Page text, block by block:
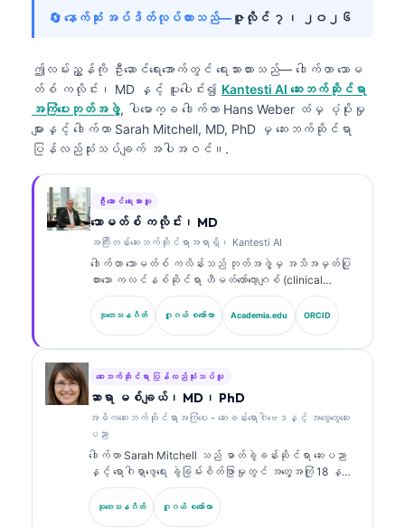
🔄 နောက်ဆုံး အပ်ဒိတ်လုပ်ထားသည်— ဇူလိုင် ၇၊ ၂၀၂၆
ဤလမ်းညွှန်ကို ဦးဆောင်ရေးအောက်တွင် ရေးသားထားသည်— ဒေါက်တာ သောမ
တ်စ် ကလိုင်း၊ MD နှင့် ပူးပေါင်း၍ Kantesti AI ဆေးဘက်ဆိုင်ရာ
အကြံပေးဘုတ်အဖွဲ့, ပါမောက္ခ ဒေါက်တာ Hans Weber ထံမှ ပံ့ပိုးမှု
များနှင့် ဒေါက်တာ Sarah Mitchell, MD, PhD မှ ဆေးဘက်ဆိုင်ရာ
ပြန်လည်သုံးသပ်ချက် အပါအဝင်။.
ဦးဆောင်ရေးသားသူ
သောမတ်စ် ကလိုင်း၊ MD
အကြီးတန်းဆေးဘက်ဆိုင်ရာအရာရှိ၊ Kantesti AI
ဒေါက်တာ သောမတ်စ် ကလိန်းသည် ဘုတ်အဖွဲ့မှ အသိအမှတ်ပြု
ထားသော ကလင်နစ်ဆိုင်ရာ ဟီမတ်တော်လော့ဂျစ် (clinical
hematologist) နှင့် အတွင်းလူနာဆိုင်ရာ ဆရာဝန်
(internist) ဖြစ်ပြီး ဓာတ်ခွဲခန်းဆိုင်ရာ ဆေးပညာနှင့် AI
အကူအညီဖြင့် ကလင်နစ်ဆိုင်ရာ ခွဲခြမ်းစိတ်ဖြာမှုတွင်
အဖြစ် သူသည် ပိုင်ဆိုင်မှုဆိုင်ရာ အာရုံကြောကွန်ရက်
(proprietary neural network) ၏ ဆေးဘက်ဆိုင်ရာ တိကျမှုကို
စောင့်ကြည့်ကြီးကြပ်ပေးသည်။ ဒေါက်တာ ကလိန်းသည် ဇီဝ
အမှတ်အသား (biomarker) အဓိပ္ပာယ်ဖော်ခြင်းနှင့်
ဓာတ်ခွဲခန်းဆိုင်ရာ ရောဂါရှာဖွေခြင်း (laboratory
diagnostics) တို့နှင့်ပတ်သက်၍ ဓာတ်ခွဲခန်းဆိုင်ရာ ဆေး
ပညာဆိုင်ရာ ခေါင်းစဉ်များအပေါ်တွင် အကြိမ်ကြိမ် ထုတ်ဝေခဲ့
သည်။.
သုတေသနဂိတ် ဂူဂယ် စကော်လာ Academia.edu ORCID
ဆေးဘက်ဆိုင်ရာ ပြန်လည်သုံးသပ်သူ
ဆာရာ မစ်ချယ်၊ MD၊ PhD
အဓိကဆေးဘက်ဆိုင်ရာအကြံပေး - ဆေးခန်းရောဂါဗေဒနှင့် အထွေထွေဆေး
ပညာ
ဒေါက်တာ Sarah Mitchell သည် ဓာတ်ခွဲခန်းဆိုင်ရာ ဆေးပညာ
နှင့် ရောဂါရှာဖွေရေး ခွဲခြမ်းစိတ်ဖြာမှုတွင် အတွေ့အကြုံ 18 နှစ်
ကျော်ရှိသော ဘုတ်အဖွဲ့မှ အသိအမှတ်ပြု ကလင်နစ် ပက်သော်လော်
ဂျစ် (clinical pathologist) ဖြစ်သည်။ သူမသည် clinical
chemistry တွင် အထူးပြု အသိအမှတ်ပြုလက်မှတ်များကို ကိုင်
သုတေသနဂိတ် ဂူဂယ် စကော်လာ